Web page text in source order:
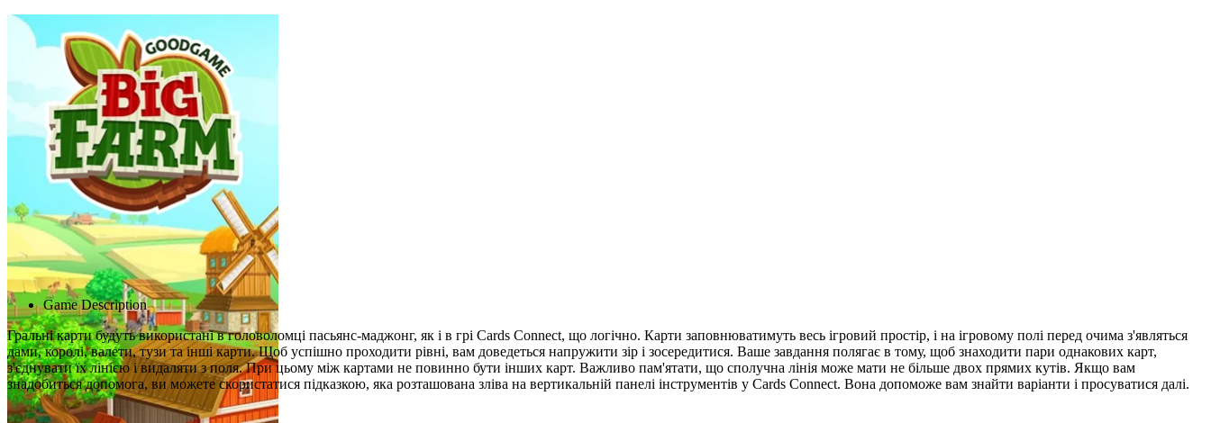
Advertisement
Game Description
Гральні карти будуть використані в головоломці пасьянс-маджонг, як і в грі Cards Connect, що логічно. Карти заповнюватимуть весь ігровий простір, і на ігровому полі перед очима з'являться
дами, королі, валети, тузи та інші карти. Щоб успішно проходити рівні, вам доведеться напружити зір і зосередитися. Ваше завдання полягає в тому, щоб знаходити пари однакових карт,
з'єднувати їх лінією і видаляти з поля. При цьому між картами не повинно бути інших карт. Важливо пам'ятати, що сполучна лінія може мати не більше двох прямих кутів. Якщо вам
знадобиться допомога, ви можете скористатися підказкою, яка розташована зліва на вертикальній панелі інструментів у Cards Connect. Вона допоможе вам знайти варіанти і просуватися далі.
Схожі ігри